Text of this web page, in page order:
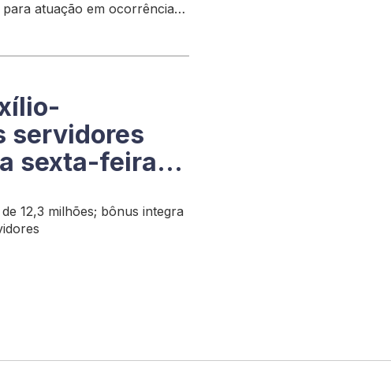
atuação em ocorrências
servidores
sexta-feira,
12,3 milhões; bônus integra